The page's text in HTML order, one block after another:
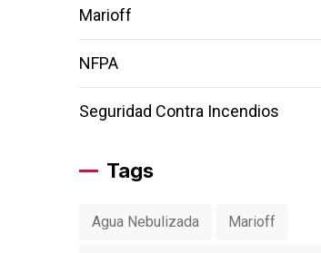
Marioff
NFPA
Seguridad Contra Incendios
Tags
Agua Nebulizada Marioff